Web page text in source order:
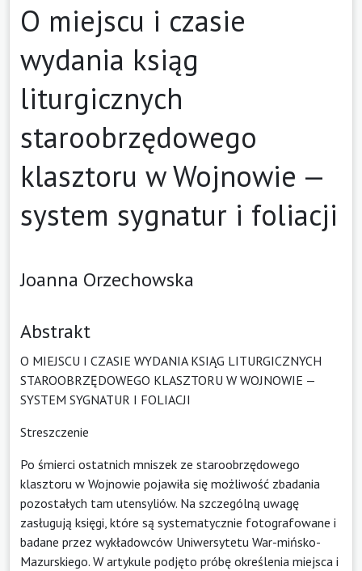
O miejscu i czasie
wydania ksiąg
liturgicznych
staroobrzędowego
klasztoru w Wojnowie —
system sygnatur i foliacji
Joanna Orzechowska
Abstrakt
O MIEJSCU I CZASIE WYDANIA KSIĄG LITURGICZNYCH
STAROOBRZĘDOWEGO KLASZTORU W WOJNOWIE —
SYSTEM SYGNATUR I FOLIACJI
Streszczenie
Po śmierci ostatnich mniszek ze staroobrzędowego
klasztoru w Wojnowie pojawiła się możliwość zbadania
pozostałych tam utensyliów. Na szczególną uwagę
zasługują księgi, które są systematycznie fotografowane i
badane przez wykładowców Uniwersytetu War-mińsko-
Mazurskiego. W artykule podjęto próbę określenia miejsca i